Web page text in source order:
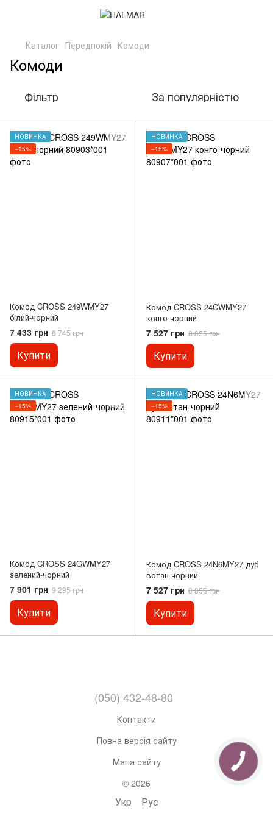
Каталог Передпокій Комоди
Комоди
Фільтр За популярністю
НОВИНКА
−15%
Комод CROSS 249WMY27
білий-чорний
7 433 грн 8 745 грн
Купити
НОВИНКА
−15%
Комод CROSS 24CWMY27
конго-чорний
7 527 грн 8 855 грн
Купити
НОВИНКА
−15%
Комод CROSS 24GWMY27
зелений-чорний
7 901 грн 9 295 грн
Купити
НОВИНКА
−15%
Комод CROSS 24N6MY27 дуб
вотан-чорний
7 527 грн 8 855 грн
Купити
(050) 432-48-80
Контакти
Повна версія сайту
Мапа сайту
© 2026
Укр Рус